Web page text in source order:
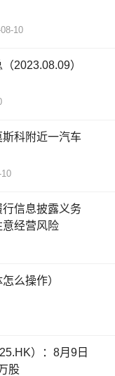
10
2023.08.09）
科附近一汽车
信息披露义务
经营风险
么操作）
）：8月9日
股